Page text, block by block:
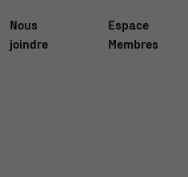
Nous
joindre
Espace
Membres